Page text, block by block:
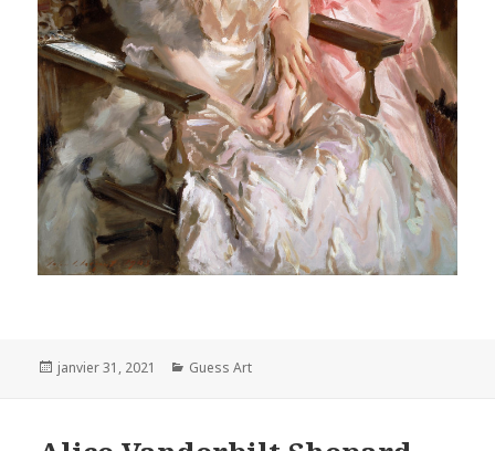
Posted
janvier 31, 2021 Categories
Guess Art